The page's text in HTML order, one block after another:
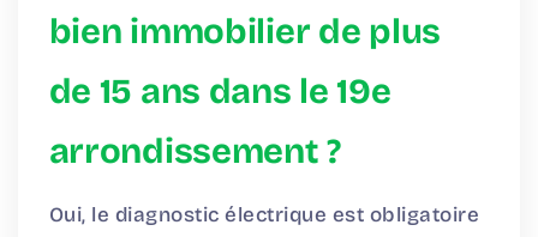
bien immobilier de plus
de 15 ans dans le 19e
arrondissement ?
Oui, le diagnostic électrique est obligatoire